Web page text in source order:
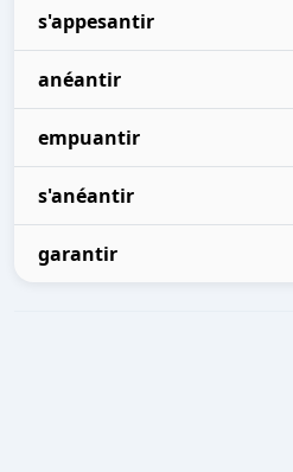
s'appesantir
anéantir
empuantir
s'anéantir
garantir